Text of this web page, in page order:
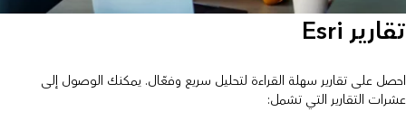
تقارير Esri
احصل على تقارير سهلة القراءة لتحليل سريع وفعّال. يمكنك الوصول إلى
عشرات التقارير التي تشمل: